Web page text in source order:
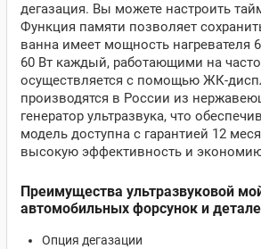
дегазация. Вы можете настроить
Функция памяти позволяет
ванна имеет мощность нагревателя
60 Вт каждый, работающими на
осуществляется с помощью ЖК-
производятся в России из
генератор ультразвука, что
модель доступна с гарантией 12
высокую эффективность и
Преимущества ультразвуковой
автомобильных форсунок и
Опция дегазации